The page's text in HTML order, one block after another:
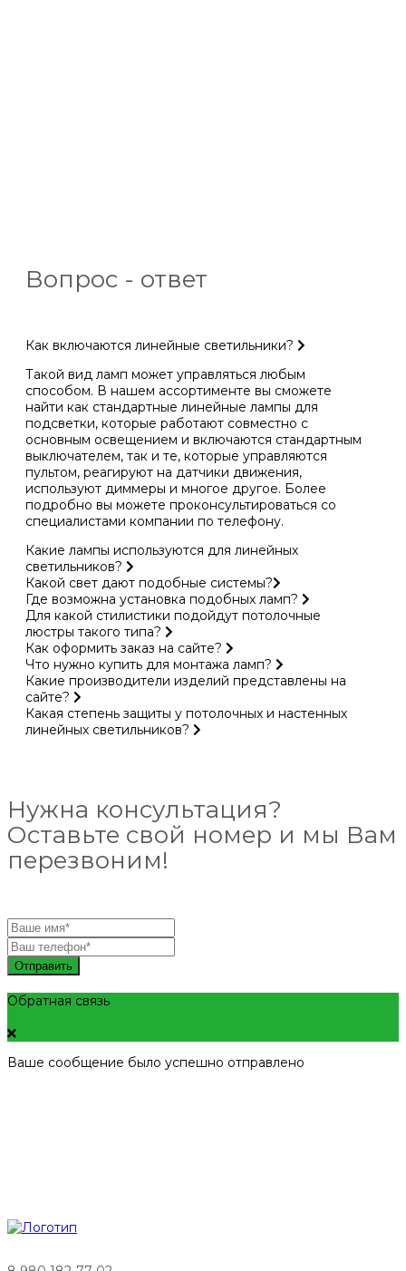
Вопрос - ответ
Как включаются линейные светильники?
Такой вид ламп может управляться любым
способом. В нашем ассортименте вы сможете
найти как стандартные линейные лампы для
подсветки, которые работают совместно с
основным освещением и включаются стандартным
выключателем, так и те, которые управляются
пультом, реагируют на датчики движения,
используют диммеры и многое другое. Более
подробно вы можете проконсультироваться со
специалистами компании по телефону.
Какие лампы используются для линейных
светильников?
Какой свет дают подобные системы?
Где возможна установка подобных ламп?
Для какой стилистики подойдут потолочные
люстры такого типа?
Как оформить заказ на сайте?
Что нужно купить для монтажа ламп?
Какие производители изделий представлены на
сайте?
Какая степень защиты у потолочных и настенных
линейных светильников?
Нужна консультация?
Оставьте свой номер и мы Вам
перезвоним!
Отправить
Обратная связь
Ваше сообщение было успешно отправлено